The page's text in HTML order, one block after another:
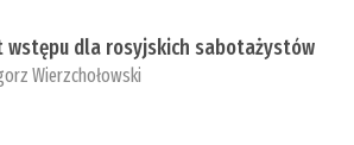
wstępu dla rosyjskich sabotażystów
Wierzchołowski